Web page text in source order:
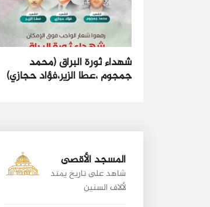
شهداء ثورة البراق (محمد
جمجوم ،عطا الزير،فؤاد حجازي)
المسجد الأقصى
شاهد على تاريخ يمتد
لألاف السنين